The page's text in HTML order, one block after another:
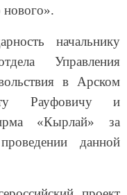
начальнику
Управления
в Арском
Рауфовичу и
«Кырлай» за
данной